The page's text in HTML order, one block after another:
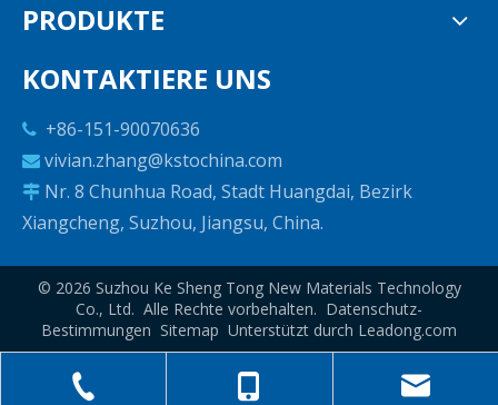
PRODUKTE
KONTAKTIERE UNS
 +86-151-90070636
 vivian.zhang@kstochina.com
 Nr. 8 Chunhua Road, Stadt Huangdai, Bezirk
Xiangcheng, Suzhou, Jiangsu, China.
© 2026 Suzhou Ke Sheng Tong New Materials Technology
Co., Ltd. Alle Rechte vorbehalten. Datenschutz-
Bestimmungen Sitemap Unterstützt durch Leadong.com